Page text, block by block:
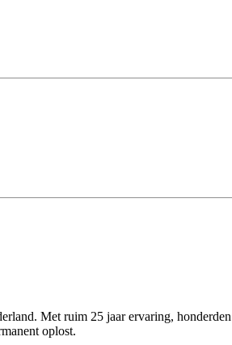
Met ruim 25 jaar ervaring,
oplost.